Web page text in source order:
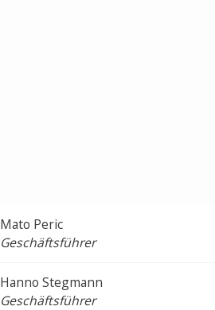
Mato Peric
Geschäftsführer
Hanno Stegmann
Geschäftsführer